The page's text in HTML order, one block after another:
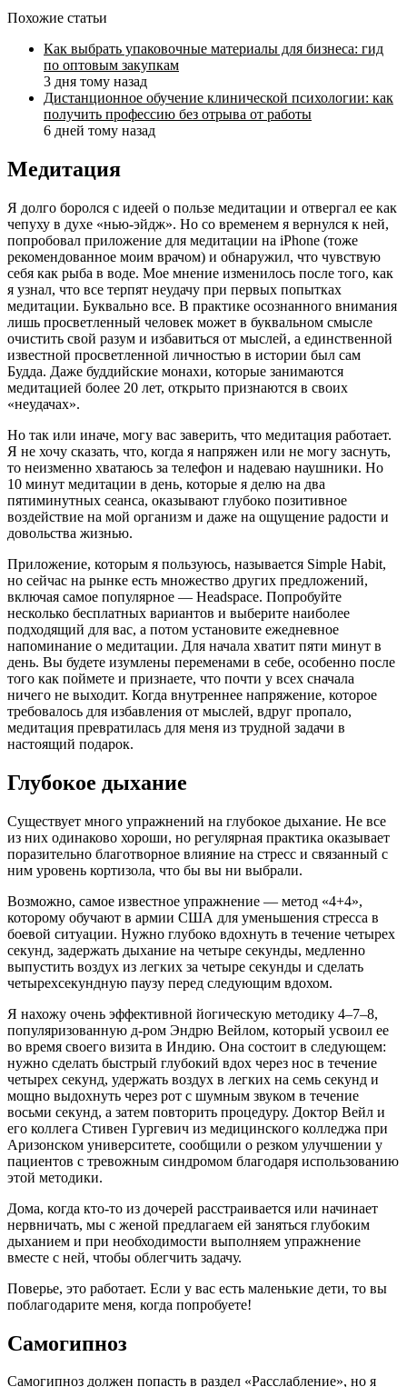
Похожие статьи
Как выбрать упаковочные материалы для бизнеса: гид
по оптовым закупкам
3 дня тому назад
Дистанционное обучение клинической психологии: как
получить профессию без отрыва от работы
6 дней тому назад
Медитация
Я долго боролся с идеей о пользе медитации и отвергал ее как
чепуху в духе «нью-эйдж». Но со временем я вернулся к ней,
попробовал приложение для медитации на iPhone (тоже
рекомендованное моим врачом) и обнаружил, что чувствую
себя как рыба в воде. Мое мнение изменилось после того, как
я узнал, что все терпят неудачу при первых попытках
медитации. Буквально все. В практике осознанного внимания
лишь просветленный человек может в буквальном смысле
очистить свой разум и избавиться от мыслей, а единственной
известной просветленной личностью в истории был сам
Будда. Даже буддийские монахи, которые занимаются
медитацией более 20 лет, открыто признаются в своих
«неудачах».
Но так или иначе, могу вас заверить, что медитация работает.
Я не хочу сказать, что, когда я напряжен или не могу заснуть,
то неизменно хватаюсь за телефон и надеваю наушники. Но
10 минут медитации в день, которые я делю на два
пятиминутных сеанса, оказывают глубоко позитивное
воздействие на мой организм и даже на ощущение радости и
довольства жизнью.
Приложение, которым я пользуюсь, называется Simple Habit,
но сейчас на рынке есть множество других предложений,
включая самое популярное — Headspace. Попробуйте
несколько бесплатных вариантов и выберите наиболее
подходящий для вас, а потом установите ежедневное
напоминание о медитации. Для начала хватит пяти минут в
день. Вы будете изумлены переменами в себе, особенно после
того как поймете и признаете, что почти у всех сначала
ничего не выходит. Когда внутреннее напряжение, которое
требовалось для избавления от мыслей, вдруг пропало,
медитация превратилась для меня из трудной задачи в
настоящий подарок.
Глубокое дыхание
Существует много упражнений на глубокое дыхание. Не все
из них одинаково хороши, но регулярная практика оказывает
поразительно благотворное влияние на стресс и связанный с
ним уровень кортизола, что бы вы ни выбрали.
Возможно, самое известное упражнение — метод «4+4»,
которому обучают в армии США для уменьшения стресса в
боевой ситуации. Нужно глубоко вдохнуть в течение четырех
секунд, задержать дыхание на четыре секунды, медленно
выпустить воздух из легких за четыре секунды и сделать
четырехсекундную паузу перед следующим вдохом.
Я нахожу очень эффективной йогическую методику 4–7–8,
популяризованную д-ром Эндрю Вейлом, который усвоил ее
во время своего визита в Индию. Она состоит в следующем:
нужно сделать быстрый глубокий вдох через нос в течение
четырех секунд, удержать воздух в легких на семь секунд и
мощно выдохнуть через рот с шумным звуком в течение
восьми секунд, а затем повторить процедуру. Доктор Вейл и
его коллега Стивен Гургевич из медицинского колледжа при
Аризонском университете, сообщили о резком улучшении у
пациентов с тревожным синдромом благодаря использованию
этой методики.
Дома, когда кто-то из дочерей расстраивается или начинает
нервничать, мы с женой предлагаем ей заняться глубоким
дыханием и при необходимости выполняем упражнение
вместе с ней, чтобы облегчить задачу.
Поверье, это работает. Если у вас есть маленькие дети, то вы
поблагодарите меня, когда попробуете!
Самогипноз
Самогипноз должен попасть в раздел «Расслабление», но я